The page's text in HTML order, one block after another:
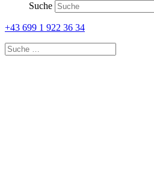
Suche
+43 699 1 922 36 34